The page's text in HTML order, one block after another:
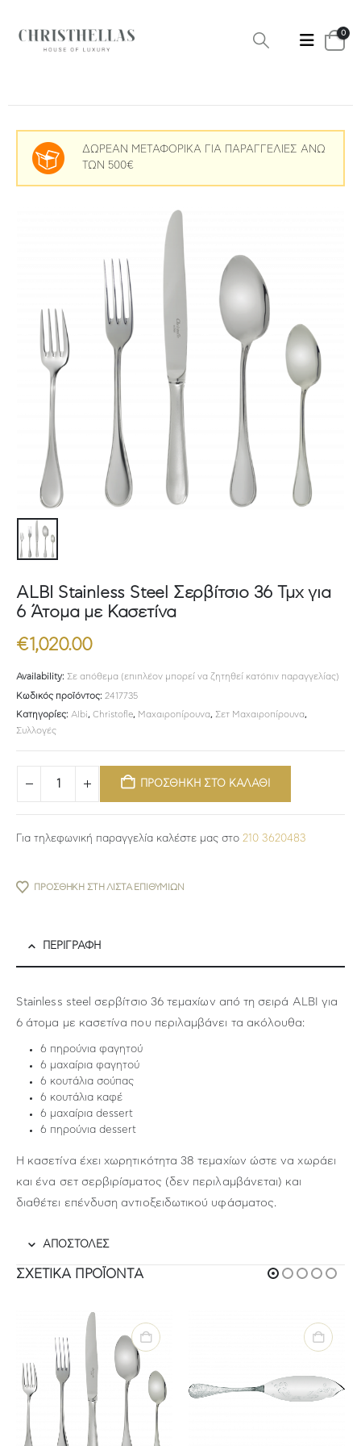
0
ΔΩΡΕΑΝ ΜΕΤΑΦΟΡΙΚΑ ΓΙΑ ΠΑΡΑΓΓΕΛΙΕΣ ΑΝΩ
ΤΩΝ 500€
ALBI Stainless Steel Σερβίτσιο 36 Τμχ για
6 Άτομα με Κασετίνα
€1,020.00
Availability: Σε απόθεμα (επιπλέον μπορεί να ζητηθεί κατόπιν παραγγελίας)
Κωδικός προϊόντος: 2417735
Κατηγορίες: Albi, Christofle, Μαχαιροπίρουνα, Σετ Μαχαιροπίρουνα,
Συλλογές
ΠΡΟΣΘΗΚΗ ΣΤΟ ΚΑΛΑΘΙ
Για τηλεφωνική παραγγελία καλέστε μας στο 210 3620483
ΠΡΟΣΘΉΚΗ ΣΤΗ ΛΊΣΤΑ ΕΠΙΘΥΜΙΏΝ
ΠΕΡΙΓΡΑΦΉ
Stainless steel σερβίτσιο 36 τεμαχίων από τη σειρά ALBI για
6 άτομα με κασετίνα που περιλαμβάνει τα ακόλουθα:
6 πηρούνια φαγητού
6 μαχαίρια φαγητού
6 κουτάλια σούπας
6 κουτάλια καφέ
6 μαχαίρια dessert
6 πηρούνια dessert
H κασετίνα έχει χωρητικότητα 38 τεμαχίων ώστε να χωράει
και ένα σετ σερβιρίσματος (δεν περιλαμβάνεται) και
διαθέτει επένδυση αντιοξειδωτικού υφάσματος.
ΑΠΟΣΤΟΛΕΣ
ΣΧΕΤΙΚΆ ΠΡΟΪΌΝΤΑ